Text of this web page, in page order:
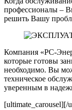
профессионалы –
решить Вашу
Компания «РС-
которые готовы
необходимо. Вы
техническое
уверенным в
[ultimate_carousel][/